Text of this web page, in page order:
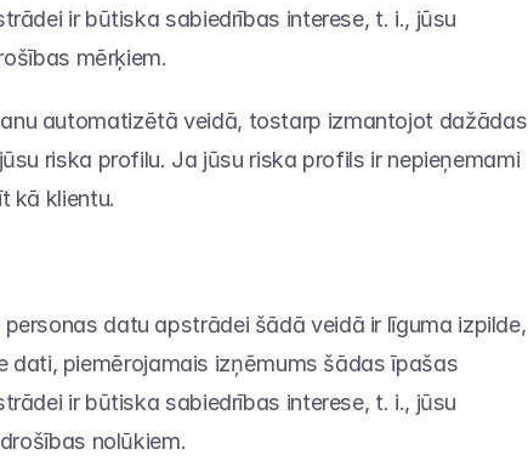
ir būtiska sabiedrības interese, t. i., jūsu
mērķiem.
automatizētā veidā, tostarp izmantojot dažādas
riska profilu. Ja jūsu riska profils ir nepieņemami
kā klientu.
datu apstrādei šādā veidā ir līguma izpilde,
dati, piemērojamais izņēmums šādas īpašas
ir būtiska sabiedrības interese, t. i., jūsu
nolūkiem.